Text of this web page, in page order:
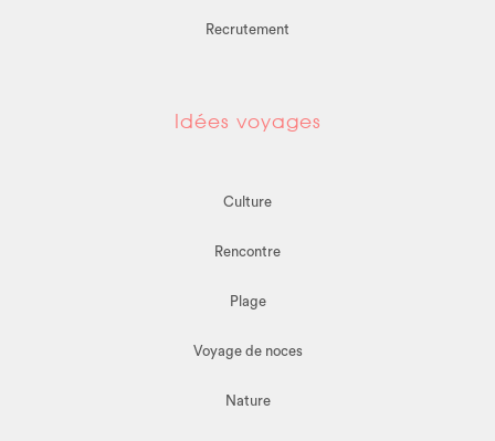
Recrutement
Idées voyages
Culture
Rencontre
Plage
Voyage de noces
Nature